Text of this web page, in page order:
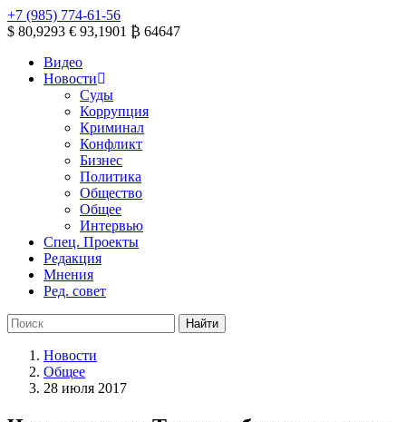
+7 (985) 774-61-56
$ 80,9293 € 93,1901 ₿ 64647
Видео
Новости
Суды
Коррупция
Криминал
Конфликт
Бизнес
Политика
Общество
Общее
Интервью
Спец. Проекты
Редакция
Мнения
Ред. совет
Новости
Общее
28 июля 2017